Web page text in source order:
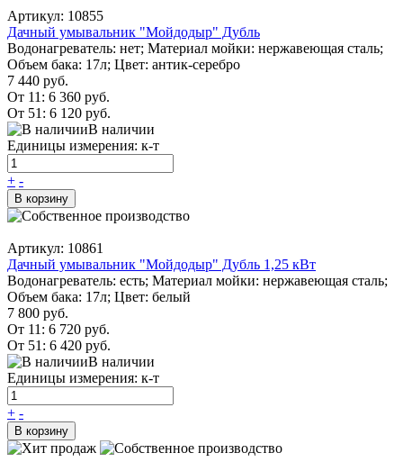
Артикул: 10855
Дачный умывальник "Мойдодыр" Дубль
Водонагреватель: нет; Материал мойки: нержавеющая сталь;
Объем бака: 17л; Цвет: антик-серебро
7 440 руб.
От 11: 6 360 руб.
От 51: 6 120 руб.
В наличии
Единицы измерения: к-т
+ -
В корзину
Артикул: 10861
Дачный умывальник "Мойдодыр" Дубль 1,25 кВт
Водонагреватель: есть; Материал мойки: нержавеющая сталь;
Объем бака: 17л; Цвет: белый
7 800 руб.
От 11: 6 720 руб.
От 51: 6 420 руб.
В наличии
Единицы измерения: к-т
+ -
В корзину